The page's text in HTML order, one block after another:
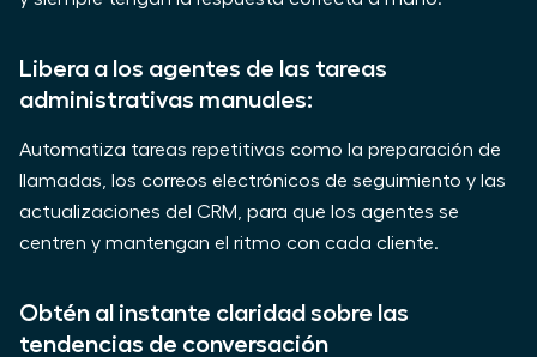
Libera a los agentes de las tareas
administrativas manuales:
Automatiza tareas repetitivas como la preparación de
llamadas, los correos electrónicos de seguimiento y las
actualizaciones del CRM, para que los agentes se
centren y mantengan el ritmo con cada cliente.
Obtén al instante claridad sobre las
tendencias de conversación